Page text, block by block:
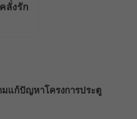
ลั่งรัก
แก้ปัญหาโครงการประตู